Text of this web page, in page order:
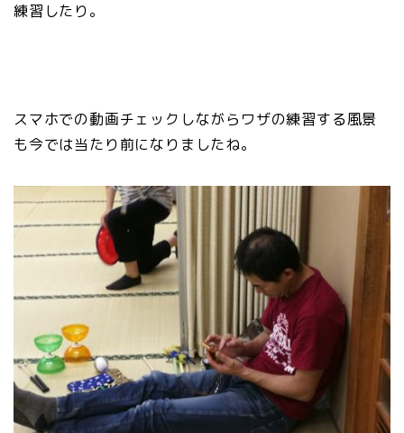
練習したり。
スマホでの動画チェックしながらワザの練習する風景
も今では当たり前になりましたね。